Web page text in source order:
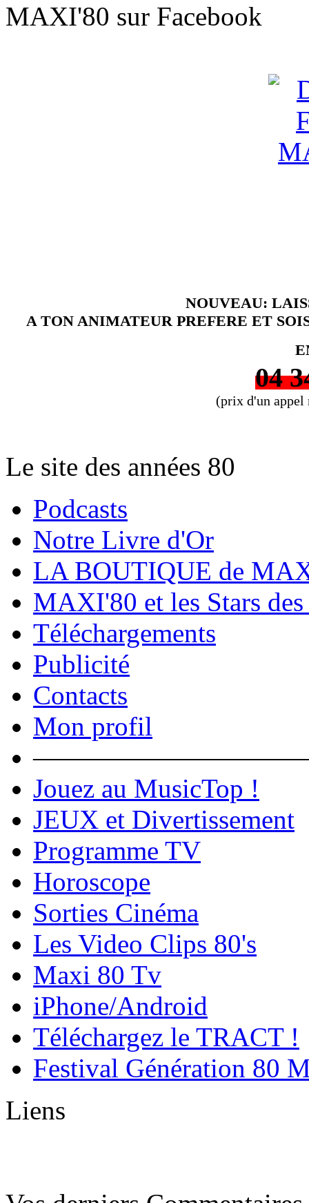
MAXI'80 sur Facebook
NOUVEAU:
A TON ANIMATEUR PREFERE ET
04
(prix d'un appel
Le site des années 80
Podcasts
Notre Livre d'Or
LA BOUTIQUE de
MAXI'80 et les Stars des
Téléchargements
Publicité
Contacts
Mon profil
Jouez au MusicTop !
JEUX et Divertissement
Programme TV
Horoscope
Sorties Cinéma
Les Video Clips 80's
Maxi 80 Tv
iPhone/Android
Téléchargez le TRACT !
Festival Génération 80
Liens